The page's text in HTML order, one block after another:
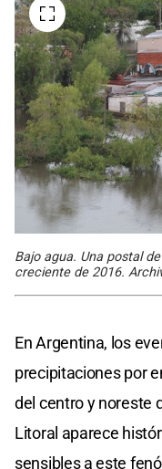
Bajo agua. Una postal
creciente de 2016.
En Argentina, los
precipitaciones por
del centro y noreste
Litoral aparece
sensibles a este